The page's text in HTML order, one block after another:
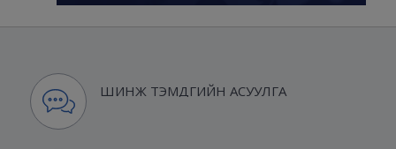
ШИНЖ ТЭМДГИЙН АСУУЛГА